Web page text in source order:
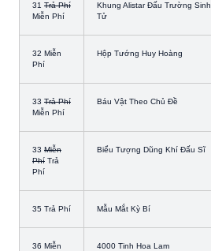
31 Trả Phí
Miễn Phí
Khung Alistar Đấu Trường Sinh
Tử
32 Miễn
Phí
Hộp Tướng Huy Hoàng
33 Trả Phí
Miễn Phí
Báu Vật Theo Chủ Đề
33 Miễn
Phí Trả
Phí
Biểu Tượng Dũng Khí Đấu Sĩ
35 Trả Phí Mẫu Mắt Kỳ Bí
36 Miễn
4000 Tinh Hoa Lam